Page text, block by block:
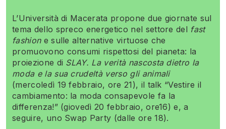
L’Università di Macerata propone due giornate sul
tema dello spreco energetico nel settore del fast
fashione sulle alternative virtuose che
promuovono consumi rispettosi del pianeta: la
proiezione di SLAY. La verità nascosta dietro la
moda e la sua crudeltà verso gli animali
(mercoledì 19 febbraio, ore 21), il talk “Vestire il
cambiamento: la moda consapevole fa la
differenza!” (giovedì 20 febbraio, ore16) e, a
seguire, uno Swap Party (dalle ore 18).